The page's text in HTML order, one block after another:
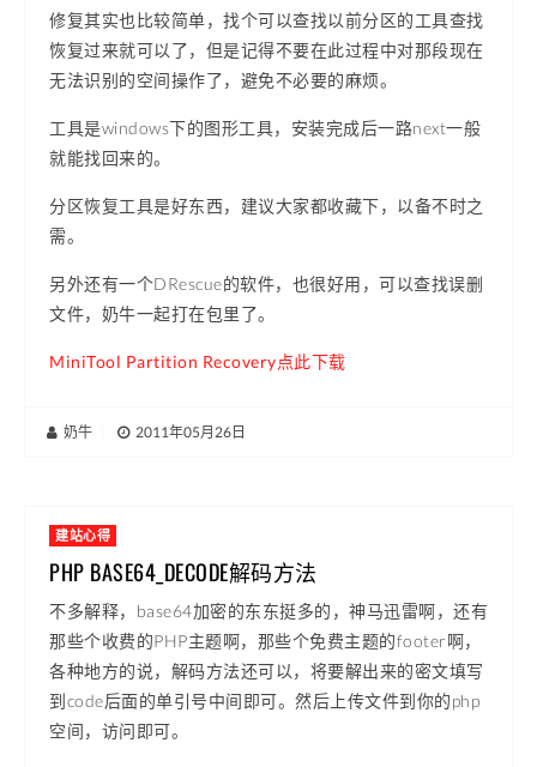
修复其实也比较简单，找个可以查找以前分区的工具查找
恢复过来就可以了，但是记得不要在此过程中对那段现在
无法识别的空间操作了，避免不必要的麻烦。
工具是windows下的图形工具，安装完成后一路next一般
就能找回来的。
分区恢复工具是好东西，建议大家都收藏下，以备不时之
需。
另外还有一个DRescue的软件，也很好用，可以查找误删
文件，奶牛一起打在包里了。
MiniTool Partition Recovery点此下载
奶牛 2011年05月26日
建站心得
PHP BASE64_DECODE解码方法
不多解释，base64加密的东东挺多的，神马迅雷啊，还有
那些个收费的PHP主题啊，那些个免费主题的footer啊，
各种地方的说，解码方法还可以，将要解出来的密文填写
到code后面的单引号中间即可。然后上传文件到你的php
空间，访问即可。